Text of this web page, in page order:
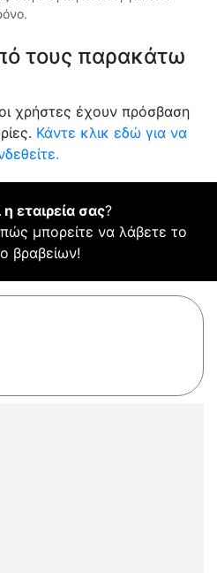
τους παρακάτω
χρήστες έχουν πρόσβαση
Κάντε κλικ εδώ για να
εταιρεία σας?
μπορείτε να λάβετε το
βραβείων!